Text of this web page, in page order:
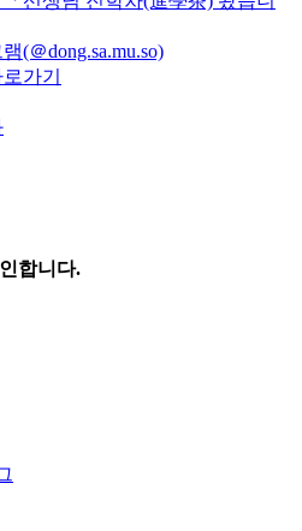
(＠dong.sa.mu.so)
가기
합니다.